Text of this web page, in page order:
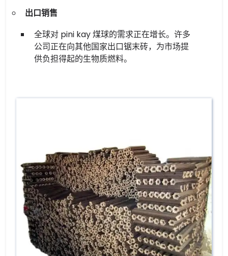
出口销售
全球对 pini kay 煤球的需求正在增长。许多
公司正在向其他国家出口锯末砖，为市场提
供负担得起的生物质燃料。